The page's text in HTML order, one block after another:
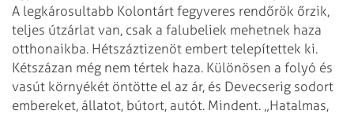
A legkárosultabb Kolontárt fegyveres rendőrök őrzik,
teljes útzárlat van, csak a falubeliek mehetnek haza
otthonaikba. Hétszáztizenöt embert telepítettek ki.
Kétszázan még nem tértek haza. Különösen a folyó és
vasút környékét öntötte el az ár, és Devecserig sodort
embereket, állatot, bútort, autót. Mindent. „Hatalmas,